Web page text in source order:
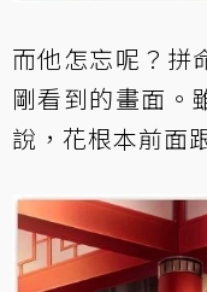
而他怎忘呢？拼
剛看到的畫面。
說，花根本前面